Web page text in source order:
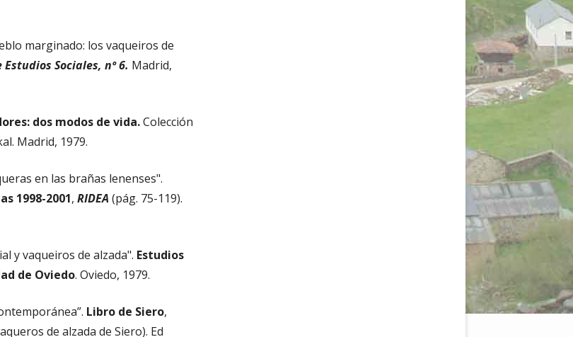
marginado: los vaqueiros de
Sociales, nº 6. Madrid,
dos modos de vida.Colección
Madrid, 1979.
en las brañas lenenses".
1998-2001, RIDEA (pág. 75-119).
y vaqueiros de alzada". Estudios
de Oviedo. Oviedo, 1979.
Libro de Siero,
de alzada de Siero). Ed